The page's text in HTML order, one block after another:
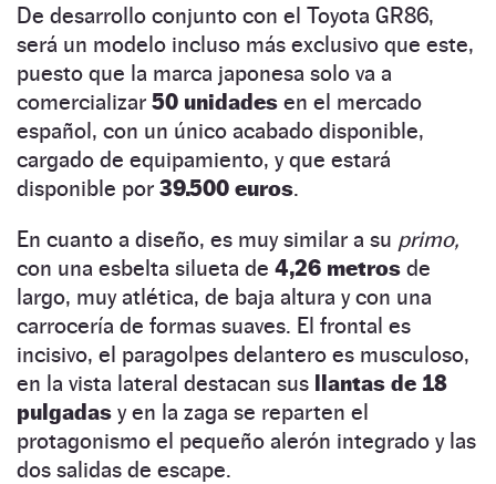
De desarrollo conjunto con el Toyota GR86,
será un modelo incluso más exclusivo que este,
puesto que la marca japonesa solo va a
comercializar 50 unidades en el mercado
español, con un único acabado disponible,
cargado de equipamiento, y que estará
disponible por 39.500 euros.
En cuanto a diseño, es muy similar a su primo,
con una esbelta silueta de 4,26 metros de
largo, muy atlética, de baja altura y con una
carrocería de formas suaves. El frontal es
incisivo, el paragolpes delantero es musculoso,
en la vista lateral destacan sus llantas de 18
pulgadas y en la zaga se reparten el
protagonismo el pequeño alerón integrado y las
dos salidas de escape.